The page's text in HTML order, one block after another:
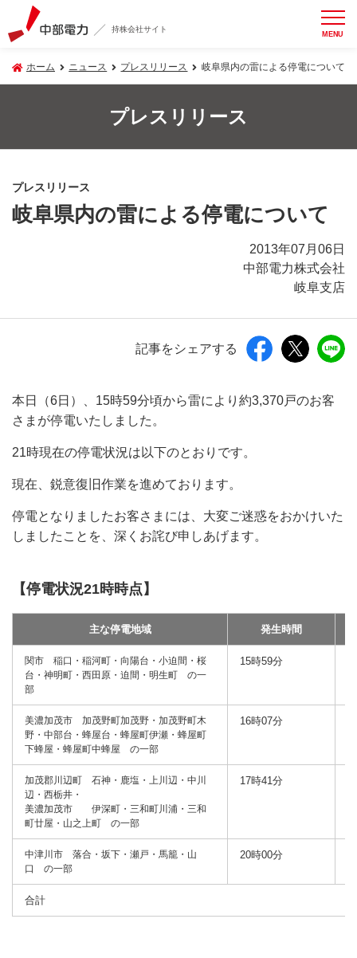
持株会社サイト MENU
ホーム ニュース プレスリリース 岐阜県内の雷による停電について
プレスリリース
プレスリリース
岐阜県内の雷による停電について
2013年07月06日
中部電力株式会社
岐阜支店
記事をシェアする
本日（6日）、15時59分頃から雷により約3,370戸のお客
さまが停電いたしました。
21時現在の停電状況は以下のとおりです。
現在、鋭意復旧作業を進めております。
停電となりましたお客さまには、大変ご迷惑をおかけいた
しましたことを、深くお詫び申しあげます。
【停電状況21時時点】
主な停電地域 発生時間
関市 稲口・稲河町・向陽台・小迫間・桜
台・神明町・西田原・迫間・明生町 の一
部
15時59分
美濃加茂市 加茂野町加茂野・加茂野町木
野・中部台・蜂屋台・蜂屋町伊瀬・蜂屋町
下蜂屋・蜂屋町中蜂屋 の一部
16時07分
加茂郡川辺町 石神・鹿塩・上川辺・中川
辺・西栃井・
美濃加茂市 伊深町・三和町川浦・三和
町廿屋・山之上町 の一部
17時41分
中津川市 落合・坂下・瀬戸・馬籠・山
口 の一部
20時00分
合計